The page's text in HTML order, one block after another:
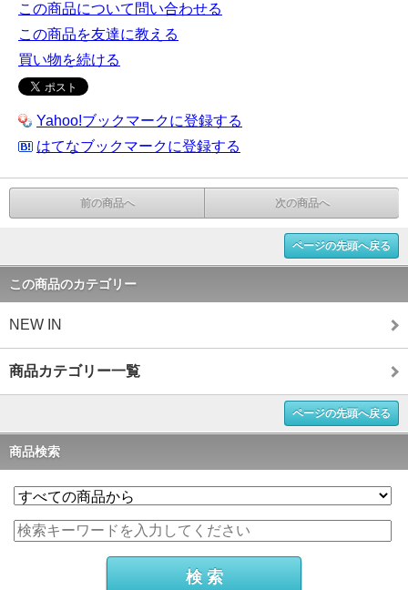
この商品について問い合わせる
この商品を友達に教える
買い物を続ける
Yahoo!ブックマークに登録する
はてなブックマークに登録する
前の商品へ 次の商品へ
ページの先頭へ戻る
この商品のカテゴリー
NEW IN
商品カテゴリー一覧
ページの先頭へ戻る
商品検索